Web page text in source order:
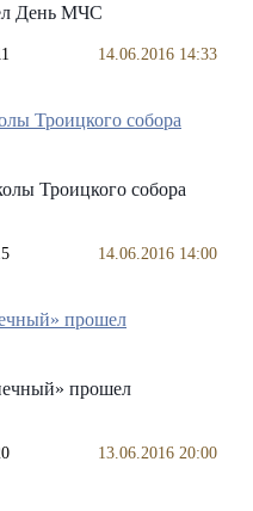
День МЧС
14.06.2016 14:33
Троицкого собора
14.06.2016 14:00
прошел
13.06.2016 20:00